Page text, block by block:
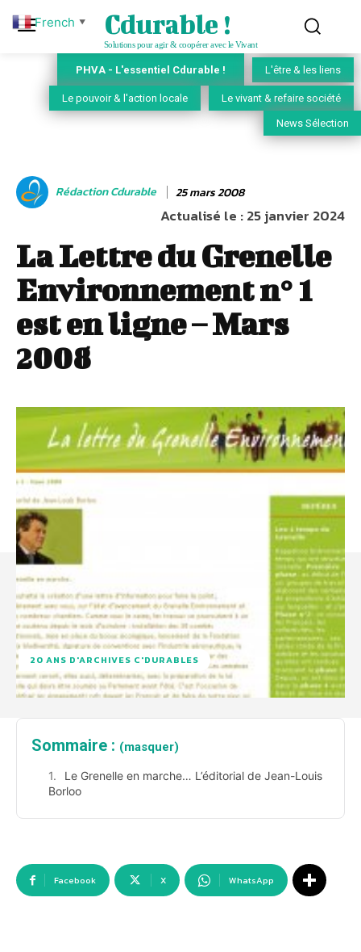
Cdurable !
Solutions pour agir & coopérer avec le Vivant
PHVA - L'essentiel Cdurable ! L'être & les liens
Le pouvoir & l'action locale Le vivant & refaire société
News Sélection
Rédaction Cdurable 25 mars 2008
Actualisé le :25 janvier 2024
La Lettre du Grenelle
Environnement n° 1
est en ligne – Mars
2008
20 ANS D'ARCHIVES C'DURABLES
Sommaire : (masquer)
Le Grenelle en marche… L’éditorial de Jean-Louis
Borloo
Facebook X WhatsApp
French ▼